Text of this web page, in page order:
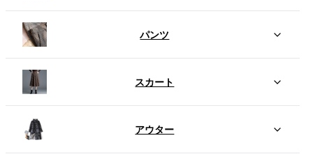
パンツ
スカート
アウター